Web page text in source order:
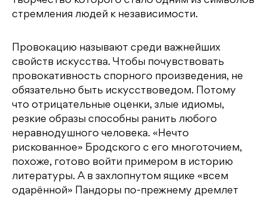
стремления людей к независимости.
Провокацию называют среди важнейших
свойств искусства. Чтобы почувствовать
провокативность спорного произведения, не
обязательно быть искусствоведом. Потому
что отрицательные оценки, злые идиомы,
резкие образы способны ранить любого
неравнодушного человека. «Нечто
рискованное» Бродского с его многоточием,
похоже, готово войти примером в историю
литературы. А в захлопнутом ящике «всем
одарённой» Пандоры по-прежнему дремлет